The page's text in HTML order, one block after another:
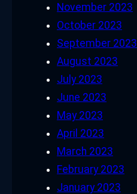
November 2023
October 2023
September 2023
August 2023
July 2023
June 2023
May 2023
April 2023
March 2023
February 2023
January 2023